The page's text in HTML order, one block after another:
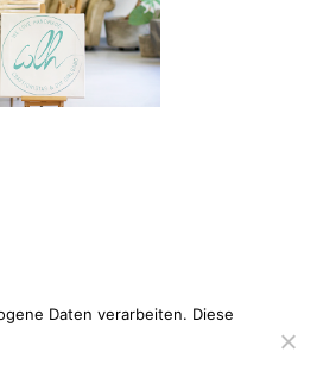
Daten verarbeiten. Diese